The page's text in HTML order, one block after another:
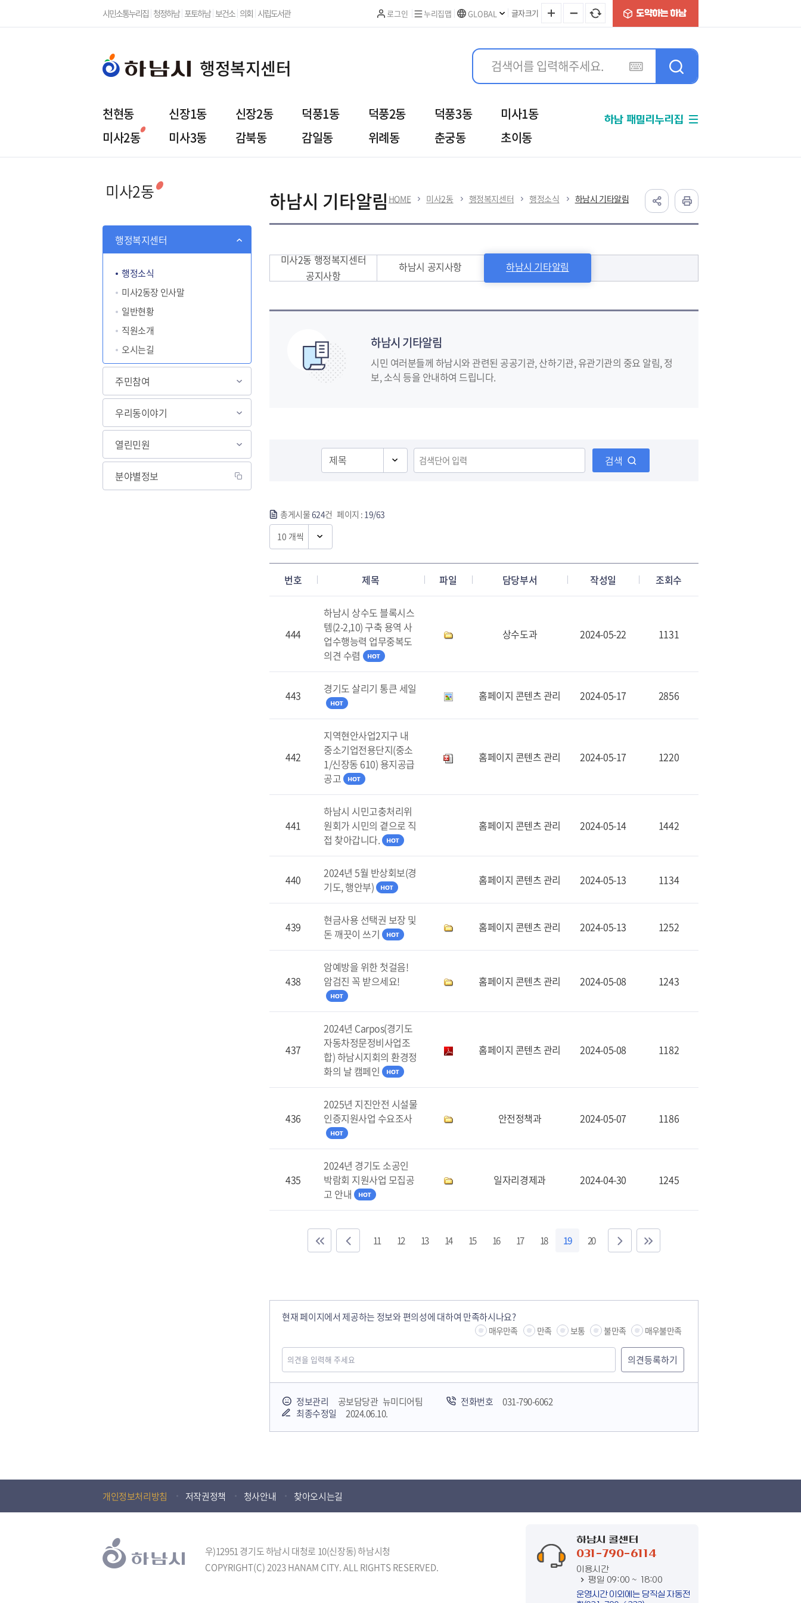
본문 바로가기
시민소통누리집 청정하남 포토하남 보건소 의회 시립도서관 로그인 누리집맵 GLOBAL 글자크기
행정복지센터
천현동 신장1동 신장2동 덕풍1동 덕풍2동 덕풍3동
미사1동
미사2동
행정복지센터
미사3동 감북동 감일동 위례동 춘궁동 초이동
하남 패밀리누리집
미사2동
행정복지센터
행정소식
미사2동장 인사말
일반현황
직원소개
오시는길
주민참여
우리동이야기
열린민원
분야별정보
하남시 기타알림 HOME 미사2동 행정복지센터 행정소식 하남시 기타알림
미사2동 행정복지센터
공지사항
하남시 공지사항 하남시 기타알림
하남시 기타알림
시민 여러분들께 하남시와 관련된 공공기관, 산하기관, 유관기관의 중요 알림, 정
보, 소식 등을 안내하여 드립니다.
검색
총게시물624건 페이지 : 19/63
번호 제목 파일 담당부서 작성일 조회수
444
하남시 상수도 블록시스
템(2-2,10) 구축 용역 사
업수행능력 업무중복도
의견 수렴
상수도과 2024-05-22 1131
443 경기도 살리기 통큰 세일 홈페이지 콘텐츠 관리 2024-05-17 2856
442
지역현안사업2지구 내
중소기업전용단지(중소
1/신장동 610) 용지공급
공고
홈페이지 콘텐츠 관리 2024-05-17 1220
441
하남시 시민고충처리위
원회가 시민의 곁으로 직
접 찾아갑니다.
홈페이지 콘텐츠 관리 2024-05-14 1442
440
2024년 5월 반상회보(경
기도, 행안부)
홈페이지 콘텐츠 관리 2024-05-13 1134
439
현금사용 선택권 보장 및
돈 깨끗이 쓰기
홈페이지 콘텐츠 관리 2024-05-13 1252
438
암예방을 위한 첫걸음!
암검진 꼭 받으세요!
홈페이지 콘텐츠 관리 2024-05-08 1243
437
2024년 Carpos(경기도
자동차정문정비사업조
합) 하남시지회의 환경정
화의 날 캠페인
홈페이지 콘텐츠 관리 2024-05-08 1182
436
2025년 지진안전 시설물
인증지원사업 수요조사
안전정책과 2024-05-07 1186
435
2024년 경기도 소공인
박람회 지원사업 모집공
고 안내
일자리경제과 2024-04-30 1245
11 12 13 14 15 16 17 18 19 20
현재 페이지에서 제공하는 정보와 편의성에 대하여 만족하시나요?
매우만족 만족 보통 불만족 매우불만족
정보관리 공보담당관 뉴미디어팀 전화번호
031-790-6062
최종수정일
2024.06.10.
개인정보처리방침 저작권정책 청사안내 찾아오시는길
우)12951 경기도 하남시 대청로 10(신장동) 하남시청
COPYRIGHT(C) 2023 HANAM CITY. ALL RIGHTS RESERVED.
하남시 콜센터
031-790-6114
이용시간
평일 09:00 ~ 18:00
운영시간 이외에는 당직실 자동전